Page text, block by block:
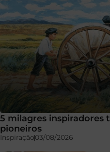
5 milagres inspiradores
pioneiros
Inspiração03/08/2026